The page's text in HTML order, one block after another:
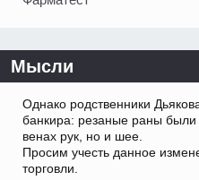
Мысли
Однако родственники
банкира: резаные раны
венах рук, но и шее.
Просим учесть данное
торговли.